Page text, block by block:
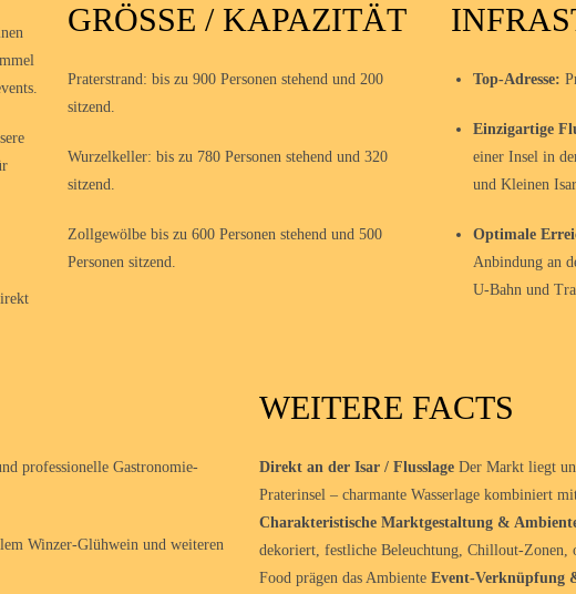
GRÖSSE / KAPAZITÄT
Praterstrand: bis zu 900 Personen stehend und 200
sitzend.
Wurzelkeller: bis zu 780 Personen stehend und 320
sitzend.
Zollgewölbe bis zu 600 Personen stehend und 500
Personen sitzend.
Top-Adresse:
Einzigartige
einer Insel in
und Kleinen
Optimale
Anbindung an
U-Bahn und
professionelle Gastronomie-
Winzer-Glühwein und weiteren
WEITERE FACTS
Direkt an der Isar / Flusslage Der Markt liegt
Praterinsel – charmante Wasserlage kombiniert
Charakteristische Marktgestaltung &
dekoriert, festliche Beleuchtung, Chillout-Zonen,
Food prägen das Ambiente Event-Verknüpfung